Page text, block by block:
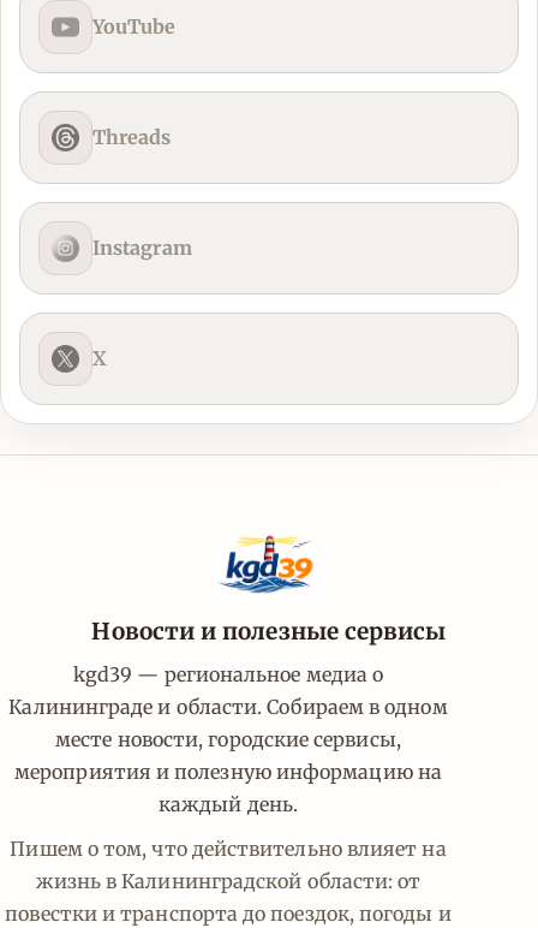
YouTube
Threads
Instagram
X
Новости и полезные сервисы
kgd39 — региональное медиа о
Калининграде и области. Собираем в одном
месте новости, городские сервисы,
мероприятия и полезную информацию на
каждый день.
Пишем о том, что действительно влияет на
жизнь в Калининградской области: от
повестки и транспорта до поездок, погоды и